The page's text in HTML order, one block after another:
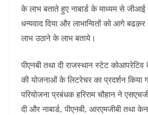
के लाभ बताते हुए नाबार्ड के माध्यम से
धन्यवाद दिया और लाभान्वितों को आगे
लाभ उठाने के लाभ बताये।
पीएनबी तथा दी राजस्थान स्टेट
की योजनाओं के लिटरेचर का प्रदर्शन किया
परियोजना प्रबंधक हरिराम चौहान ने
दी और नाबार्ड, पीएनबी, आरएमजीबी तथा